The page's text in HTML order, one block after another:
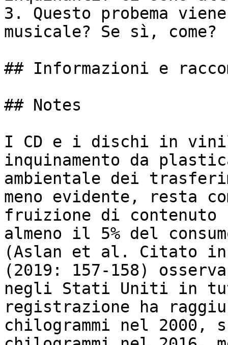
3. Questo probema
musicale? Se sì, come?
## Informazioni e
## Notes
I CD e i dischi in
inquinamento da
ambientale dei
meno evidente, resta
fruizione di contenuto
almeno il 5% del
(Aslan et al. Citato in
(2019: 157-158)
negli Stati Uniti in
registrazione ha
chilogrammi nel 2000,